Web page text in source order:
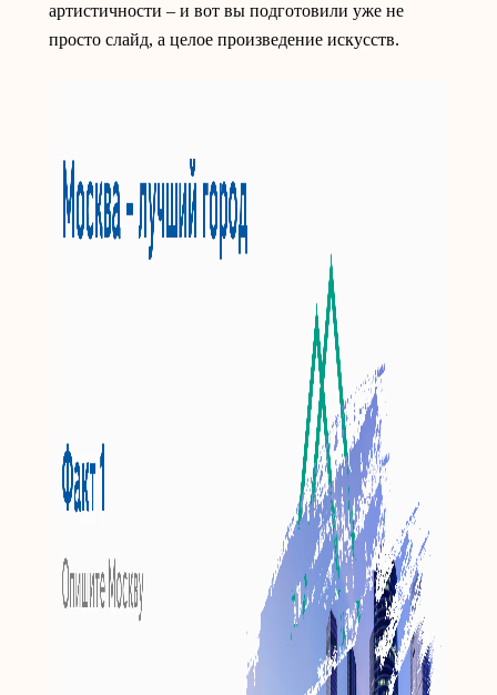
артистичности – и вот вы подготовили уже не
просто слайд, а целое произведение искусств.